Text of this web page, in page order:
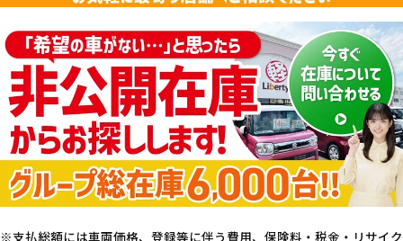
支払総額には車両価格、登録等に伴う費用、保険料・税金・リサイク